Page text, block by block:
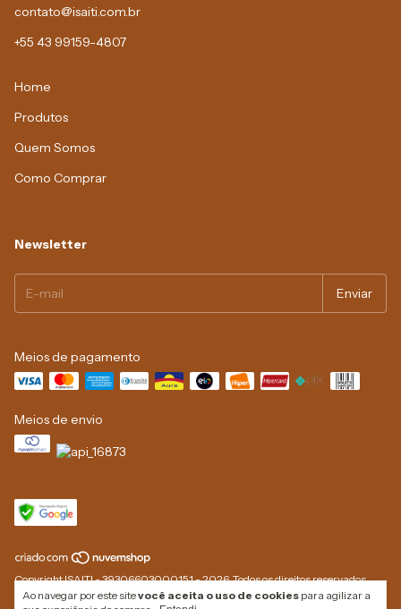
Ao navegar por este sitevocê aceita o uso de cookies para agilizar a
contato@isaiti.com.br
+55 43 99159-4807
Home
Produtos
Quem Somos
Como Comprar
Newsletter
Meios de pagamento
Meios de envio
Copyright ISAITI - 39306603000151 - 2026. Todos os direitos reservados.